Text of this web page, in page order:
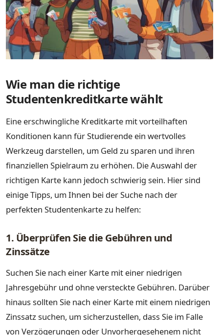
Wie man die richtige
Studentenkreditkarte wählt
Eine erschwingliche Kreditkarte mit vorteilhaften
Konditionen kann für Studierende ein wertvolles
Werkzeug darstellen, um Geld zu sparen und ihren
finanziellen Spielraum zu erhöhen. Die Auswahl der
richtigen Karte kann jedoch schwierig sein. Hier sind
einige Tipps, um Ihnen bei der Suche nach der
perfekten Studentenkarte zu helfen:
1. Überprüfen Sie die Gebühren und
Zinssätze
Suchen Sie nach einer Karte mit einer niedrigen
Jahresgebühr und ohne versteckte Gebühren. Darüber
hinaus sollten Sie nach einer Karte mit einem niedrigen
Zinssatz suchen, um sicherzustellen, dass Sie im Falle
von Verzögerungen oder Unvorhergesehenem nicht